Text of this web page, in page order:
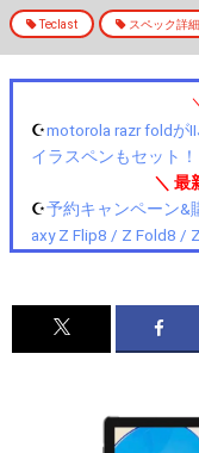
Teclast スペック詳細
☪️motorola razr foldが
イラスペンもセット！
＼ 最
☪️予約キャンペーン&
axy Z Flip8 / Z Fold8 /